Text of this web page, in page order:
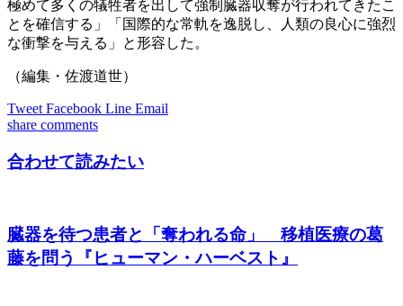
極めて多くの犠牲者を出して強制臓器収奪が行われてきたこ
とを確信する」「国際的な常軌を逸脱し、人類の良心に強烈
な衝撃を与える」と形容した。
（編集・佐渡道世）
Tweet Facebook Line Email
share comments
合わせて読みたい
臓器を待つ患者と「奪われる命」 移植医療の葛
藤を問う『ヒューマン・ハーベスト』